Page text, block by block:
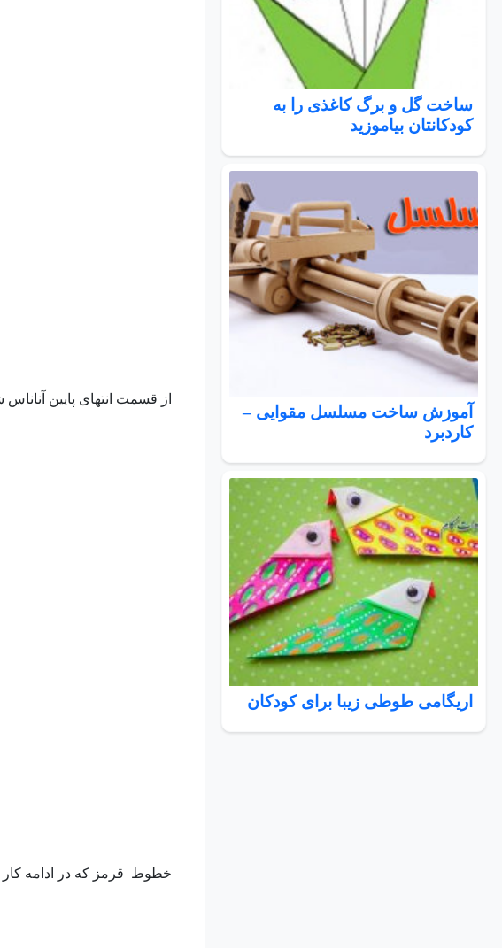
ساخت گل و برگ کاغذی را به
کودکانتان بیاموزید
آموزش ساخت مسلسل مقوایی –
کاردبرد
اریگامی طوطی زیبا برای کودکان
از قسمت انتهای پایین
خطوط قرمز که در ادامه کار